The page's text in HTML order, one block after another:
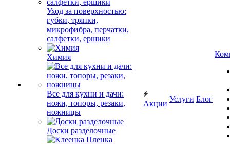
Уход за поверхностью:
губки, тряпки,
микрофибра, перчатки,
салфетки, ершики
Химия
Все для кухни и дачи:
ножи, топоры, резаки,
ножницы
Доски разделочные
Акции
Услуги Блог